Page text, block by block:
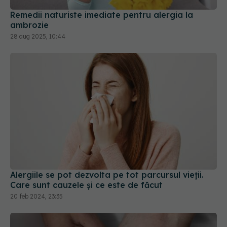
Remedii naturiste imediate pentru alergia la
ambrozie
28 aug 2025, 10:44
Alergiile se pot dezvolta pe tot parcursul vieții.
Care sunt cauzele și ce este de făcut
20 feb 2024, 23:35